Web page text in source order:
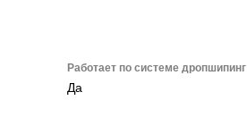
Работает по системе дропшипинг
Да